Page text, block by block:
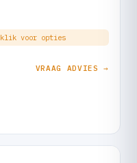
klik voor opties
VRAAG ADVIES →